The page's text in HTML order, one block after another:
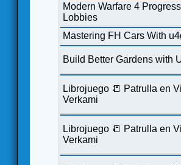
Modern Warfare 4
Lobbies
Mastering FH Cars With
Build Better Gardens with
Librojuego 📒 Patrulla en
Verkami
Librojuego 📒 Patrulla en
Verkami